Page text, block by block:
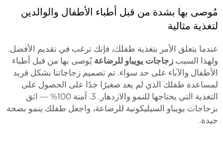
مُوصى بها بشدة من قبل أطباء الأطفال والوالدين
لتغذية مثالية
عندما يتعلق الأمر بتغذية طفلك، فإنك ترغب في تقديم الأفضل.
ولهذا السبب زجاجات يويباو للرضاعة يُوصى بها من قبل أطباء
الأطفال والآباء على حد سواء. تم تصميم زجاجاتنا بشكل فريد
لمساعدة طفلك الذي لم يعد صغيرًا جدًا على الحصول على
التغذية التي يحتاجها للنمو والازدهار. 3. آمنة 100% — اثق
بزجاجات يويباو السيليكونية للرضاعة، واجعل طفلك ينمو بصحة
جيدة.